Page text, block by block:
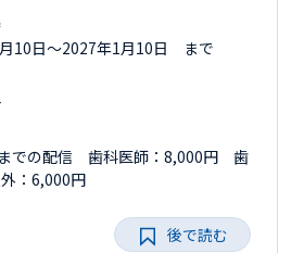
10日〜2027年1月10日 まで
での配信 歯科医師：8,000円 歯
：6,000円
後で読む